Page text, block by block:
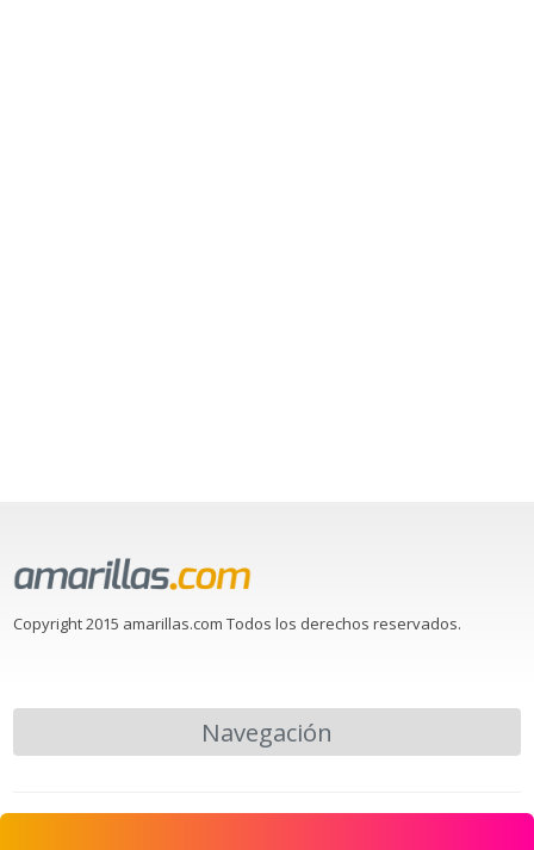
Copyright 2015 amarillas.com Todos los derechos reservados.
Navegación